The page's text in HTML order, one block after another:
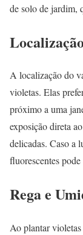
de solo de jardim,
A localização do
violetas. Elas
próximo a uma
exposição direta
delicadas. Caso a
fluorescentes
Rega e
Ao plantar